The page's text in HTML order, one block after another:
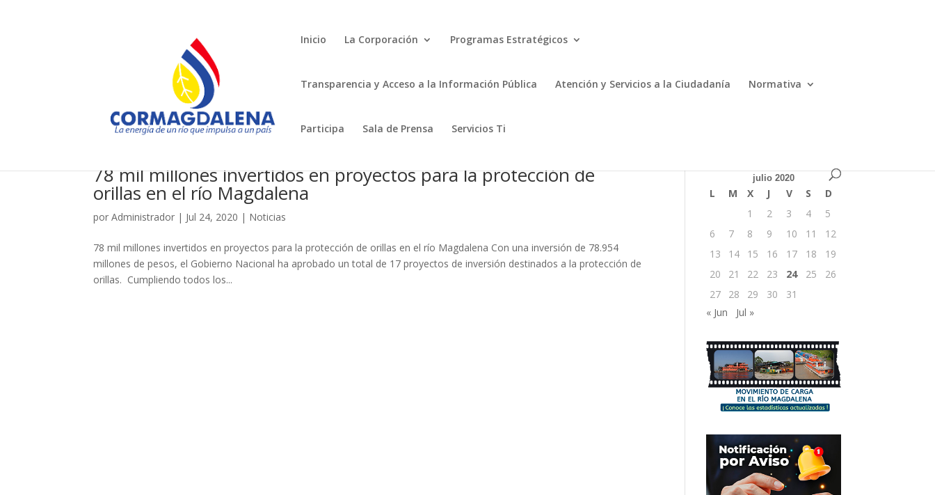
Inicio La Corporación Programas Estratégicos
Transparencia y Acceso a la Información Pública Atención y Servicios a la Ciudadanía Normativa
Participa Sala de Prensa Servicios Ti
78 mil millones invertidos en proyectos para la protección de
orillas en el río Magdalena
porAdministrador | Jul 24, 2020 | Noticias
78 mil millones invertidos en proyectos para la protección de orillas en el río Magdalena Con una inversión de 78.954
millones de pesos, el Gobierno Nacional ha aprobado un total de 17 proyectos de inversión destinados a la protección de
orillas. Cumpliendo todos los...
julio 2020
L M X J V S
D
1
2 3 4
5
6
7 8 9 10 11
12
13
14 15 16 17 18
19
20
21 22 23 24 25
26
27
28 29 30
31
« Jun
Jul »